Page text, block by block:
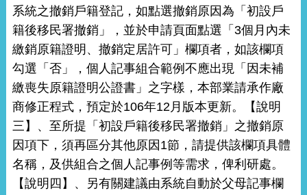
系統之撤銷戶籍登記，如點選撤銷原因為「初設戶
籍後移民署撤銷」，並於申請頁面點選「3個月內未
繳銷原籍證明、撤銷定居許可」欄項者，如該欄項
勾選「否」，個人記事組合範例不應出現「因未補
繳喪失原籍證明公證書」之字樣，本部業請承作廠
商修正程式，預定於106年12月版本更新。【說明
三】、至所提「初設戶籍後移民署撤銷」之撤銷原
因項下，須再區分其他原因1節，請提供該欄項具體
名稱，及供組合之個人記事例等需求，俾利研處。
【說明四】、另有關建議由系統自動於父母記事欄